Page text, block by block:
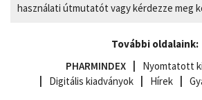
használati útmutatót vagy kérdezze meg
További oldalaink:
PHARMINDEX
Nyomtatott
Digitális kiadványok
Hírek